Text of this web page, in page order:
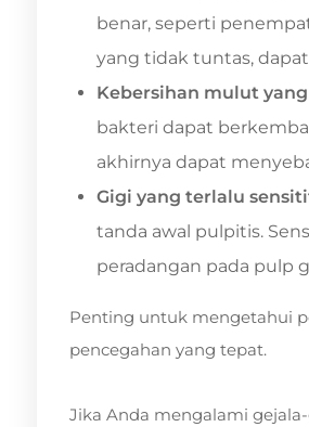
benar, seperti
yang tidak tuntas,
Kebersihan mulut
bakteri dapat
akhirnya dapat
Gigi yang terlalu
tanda awal pulpitis.
peradangan pada pulp
Penting untuk mengetahui
pencegahan yang tepat.
Jika Anda mengalami